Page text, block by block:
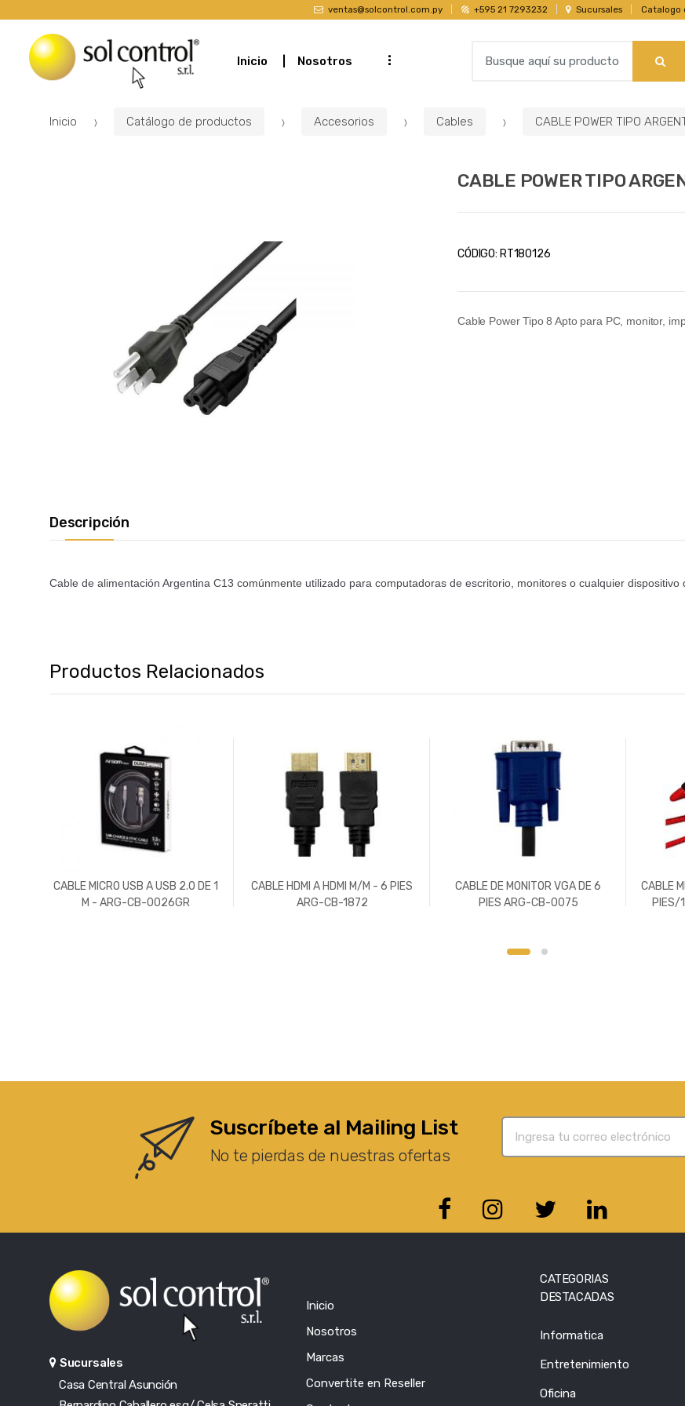
ventas@solcontrol.com.py +595 21 7293232 Sucursales Catalogo
Inicio Nosotros ...
a
o
Inicio Catálogo de productos Accesorios Cables CABLE POWER TIPO
CABLE POWER TIPO
CÓDIGO: RT180126
Cable Power Tipo 8 Apto para PC, monitor,
Descripción
Cable de alimentación Argentina C13 comúnmente utilizado para computadoras de escritorio, monitores o cualquier dispositivo
Productos Relacionados
CABLE MICRO USB A USB 2.0 DE 1
M - ARG-CB-0026GR
CABLE HDMI A HDMI M/M - 6 PIES
ARG-CB-1872
CABLE DE MONITOR VGA DE 6
PIES ARG-CB-0075
CABLE
PIES/
Suscríbete al Mailing List
No te pierdas de nuestras ofertas
Sucursales
Casa Central Asunción
Inicio
Nosotros
Marcas
Convertite en Reseller
CATEGORIAS
DESTACADAS
Informatica
Entretenimiento
Oficina